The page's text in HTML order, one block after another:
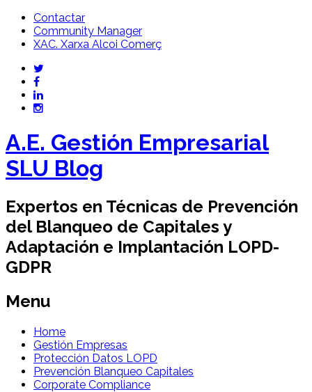
Contactar
Community Manager
XAC. Xarxa Alcoi Comerç
A.E. Gestión Empresarial
SLU Blog
Expertos en Técnicas de Prevención
del Blanqueo de Capitales y
Adaptación e Implantación LOPD-
GDPR
Menu
Skip
content
Home
Gestión Empresas
Protección Datos LOPD
Prevención Blanqueo Capitales
Corporate Compliance